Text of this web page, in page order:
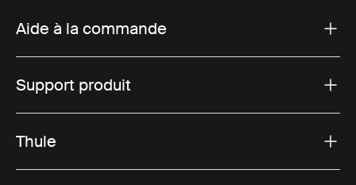
Aide à la commande
Support produit
Thule